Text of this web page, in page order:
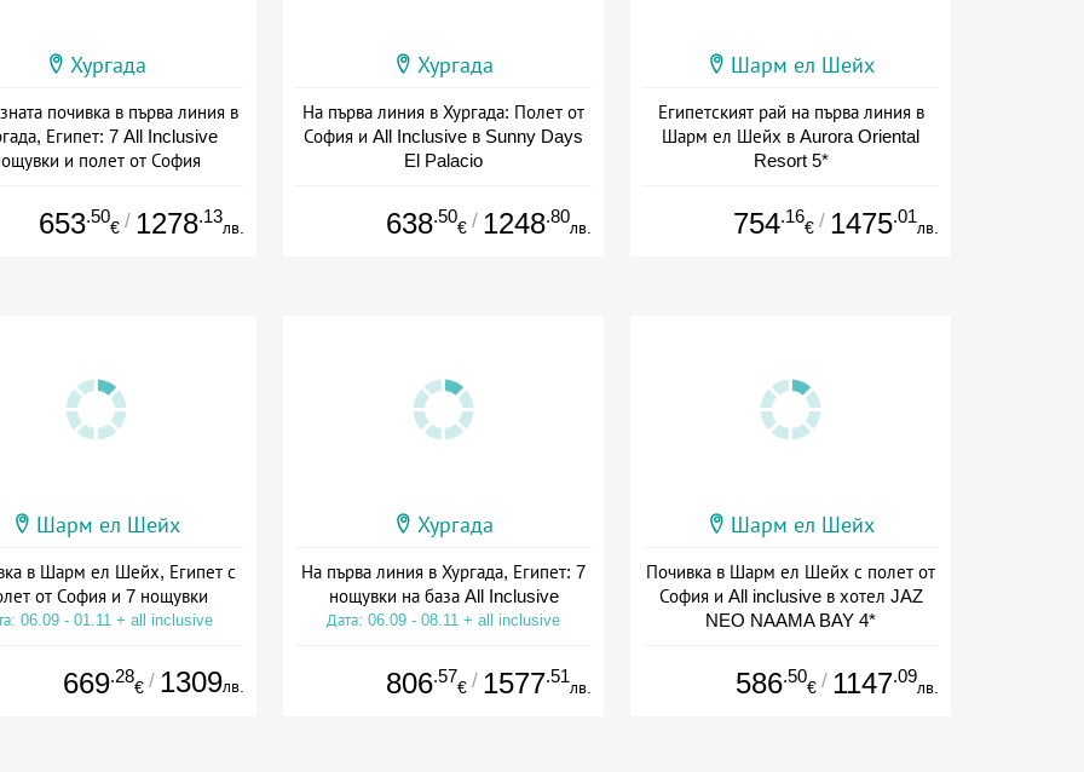
Хургада
почивка в първа линия в
Египет: 7 All Inclusive
и полет от София
653.50
€ / 1278.13
лв.
Хургада
На първа линия в Хургада: Полет от
София и All Inclusive в Sunny Days
El Palacio
638.50
€ / 1248.80
лв.
Шарм ел Шейх
Египетският рай на първа линия в
Шарм ел Шейх в Aurora Oriental
Resort 5*
754.16
€ / 1475.01
лв.
Шарм ел Шейх
в Шарм ел Шейх, Египет с
от София и 7 нощувки
06.09 - 01.11 + all inclusive
669.28
€ / 1309лв.
Хургада
На първа линия в Хургада, Египет: 7
нощувки на база All Inclusive
Дата: 06.09 - 08.11 + all inclusive
806.57
€ / 1577.51
лв.
Шарм ел Шейх
Почивка в Шарм ел Шейх с полет от
София и All inclusive в хотел JAZ
NEO NAAMA BAY 4*
586.50
€ / 1147.09
лв.